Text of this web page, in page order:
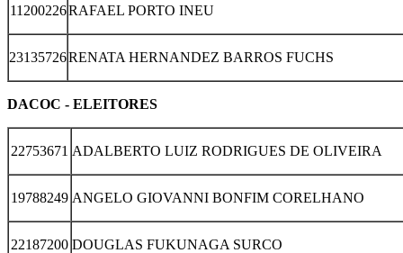
11200226RAFAEL PORTO INEU
23135726RENATA HERNANDEZ BARROS FUCHS
DACOC - ELEITORES
22753671 ADALBERTO LUIZ RODRIGUES DE OLIVEIRA
19788249 ANGELO GIOVANNI BONFIM CORELHANO
22187200 DOUGLAS FUKUNAGA SURCO